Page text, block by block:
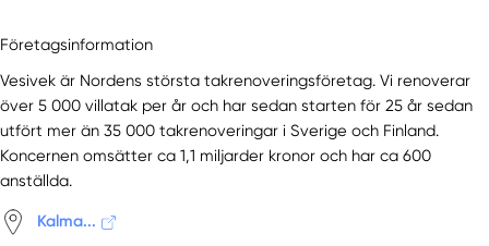
Företagsinformation
Vesivek är Nordens största takrenoveringsföretag. Vi renoverar
över 5 000 villatak per år och har sedan starten för 25 år sedan
utfört mer än 35 000 takrenoveringar i Sverige och Finland.
Koncernen omsätter ca 1,1 miljarder kronor och har ca 600
anställda.
Kalma...